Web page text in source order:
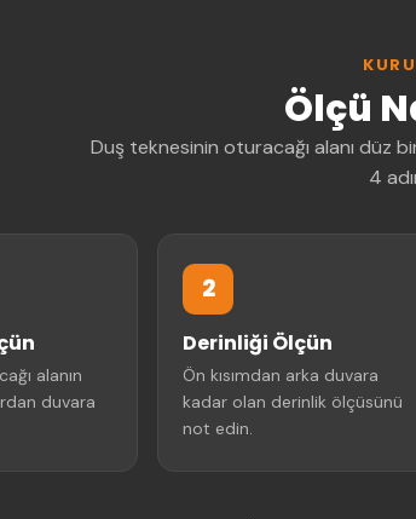
Ölçü
Duş teknesinin oturacağı alanı düz
4
alanın
duvara
2
Derinliği Ölçün
Ön kısımdan arka duvara
kadar olan derinlik ölçüsünü
not edin.